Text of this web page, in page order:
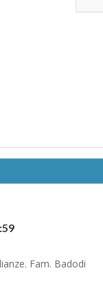
Fam. Badodi